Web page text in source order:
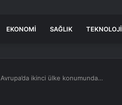
EKONOMI SAĞLIK TEKNOLOJI
ikinci ülke konumunda…